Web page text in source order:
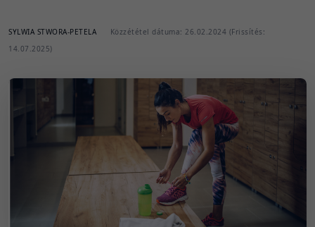
SYLWIA STWORA-PETELA
Közzététel dátuma: 26.02.2024 (Frissítés:
14.07.2025)